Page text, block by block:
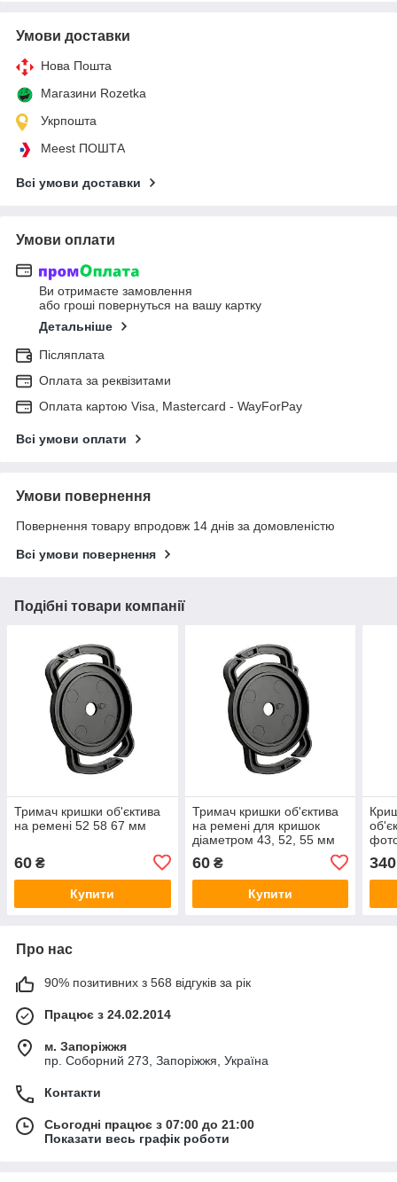
Умови доставки
Нова Пошта
Магазини Rozetka
Укрпошта
Meest ПОШТА
Всі умови доставки
Умови оплати
Ви отримаєте замовлення
або гроші повернуться на вашу картку
Детальніше
Післяплата
Оплата за реквізитами
Оплата картою Visa, Mastercard - WayForPay
Всі умови оплати
Умови повернення
Повернення товару впродовж 14 днів за домовленістю
Всі умови повернення
Подібні товари компанії
Тримач кришки об'єктива
на ремені 52 58 67 мм
60 ₴
Купити
Тримач кришки об'єктива
на ремені для кришок
діаметром 43, 52, 55 мм
60₴
Купити
340
Про нас
90% позитивних з 568 відгуків за рік
Працює з 24.02.2014
м. Запоріжжя
пр. Соборний 273, Запоріжжя, Україна
Контакти
Сьогодні працює з 07:00 до 21:00
Показати весь графік роботи